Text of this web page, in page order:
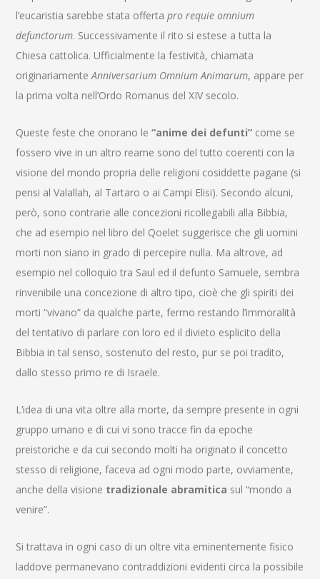
l’eucaristia sarebbe stata offertapro requie omnium
defunctorum. Successivamente il rito si estese a tutta la
Chiesa cattolica. Ufficialmente la festività, chiamata
originariamenteAnniversarium Omnium Animarum, appare per
la prima volta nell’Ordo Romanus del XIV secolo.
Queste feste che onorano le“anime dei defunti” come se
fossero vive in un altro reame sono del tutto coerenti con la
visione del mondo propria delle religioni cosiddette pagane (si
pensi al Valallah, al Tartaro o ai Campi Elisi). Secondo alcuni,
però, sono contrarie alle concezioni ricollegabili alla Bibbia,
che ad esempio nel libro del Qoelet suggerisce che gli uomini
morti non siano in grado di percepire nulla. Ma altrove, ad
esempio nel colloquio tra Saul ed il defunto Samuele, sembra
rinvenibile una concezione di altro tipo, cioè che gli spiriti dei
morti “vivano” da qualche parte, fermo restando l’immoralità
del tentativo di parlare con loro ed il divieto esplicito della
Bibbia in tal senso, sostenuto del resto, pur se poi tradito,
dallo stesso primo re di Israele.
L’idea di una vita oltre alla morte, da sempre presente in ogni
gruppo umano e di cui vi sono tracce fin da epoche
preistoriche e da cui secondo molti ha originato il concetto
stesso di religione, faceva ad ogni modo parte, ovviamente,
anche della visione tradizionale abramitica sul “mondo a
venire”.
Si trattava in ogni caso di un oltre vita eminentemente fisico
laddove permanevano contraddizioni evidenti circa la possibile